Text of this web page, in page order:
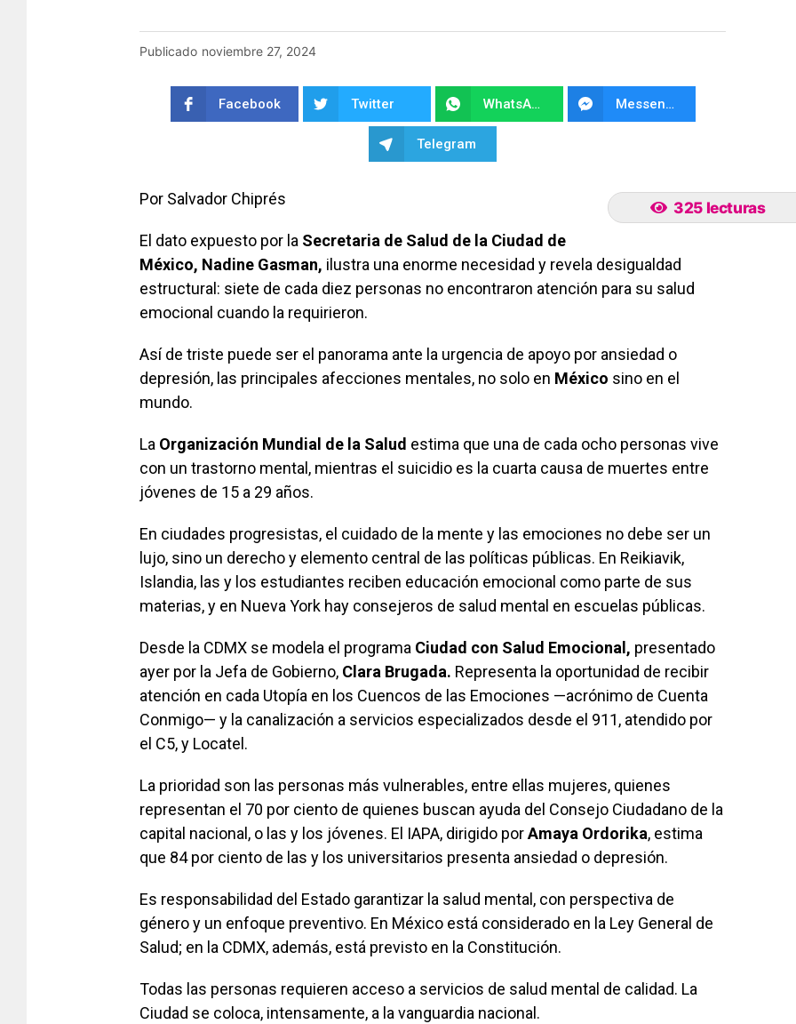
Publicado noviembre 27, 2024
Facebook Twitter WhatsApp Messenger
Telegram
325 lecturas
Por Salvador Chiprés
El dato expuesto por la Secretaria de Salud de la Ciudad de
México, Nadine Gasman, ilustra una enorme necesidad y revela desigualdad
estructural: siete de cada diez personas no encontraron atención para su salud
emocional cuando la requirieron.
Así de triste puede ser el panorama ante la urgencia de apoyo por ansiedad o
depresión, las principales afecciones mentales, no solo en México sino en el
mundo.
La Organización Mundial de la Salud estima que una de cada ocho personas vive
con un trastorno mental, mientras el suicidio es la cuarta causa de muertes entre
jóvenes de 15 a 29 años.
En ciudades progresistas, el cuidado de la mente y las emociones no debe ser un
lujo, sino un derecho y elemento central de las políticas públicas. En Reikiavik,
Islandia, las y los estudiantes reciben educación emocional como parte de sus
materias, y en Nueva York hay consejeros de salud mental en escuelas públicas.
Desde la CDMX se modela el programa Ciudad con Salud Emocional, presentado
ayer por la Jefa de Gobierno, Clara Brugada. Representa la oportunidad de recibir
atención en cada Utopía en los Cuencos de las Emociones —acrónimo de Cuenta
Conmigo— y la canalización a servicios especializados desde el 911, atendido por
el C5, y Locatel.
La prioridad son las personas más vulnerables, entre ellas mujeres, quienes
representan el 70 por ciento de quienes buscan ayuda del Consejo Ciudadano de la
capital nacional, o las y los jóvenes. El IAPA, dirigido porAmaya Ordorika, estima
que 84 por ciento de las y los universitarios presenta ansiedad o depresión.
Es responsabilidad del Estado garantizar la salud mental, con perspectiva de
género y un enfoque preventivo. En México está considerado en la Ley General de
Salud; en la CDMX, además, está previsto en la Constitución.
Todas las personas requieren acceso a servicios de salud mental de calidad. La
Ciudad se coloca, intensamente, a la vanguardia nacional.